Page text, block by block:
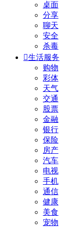
桌面
分享
聊天
安全
杀毒
生活服务
购物
彩体
天气
交通
股票
金融
银行
保险
房产
汽车
电视
手机
通信
健康
美食
宠物